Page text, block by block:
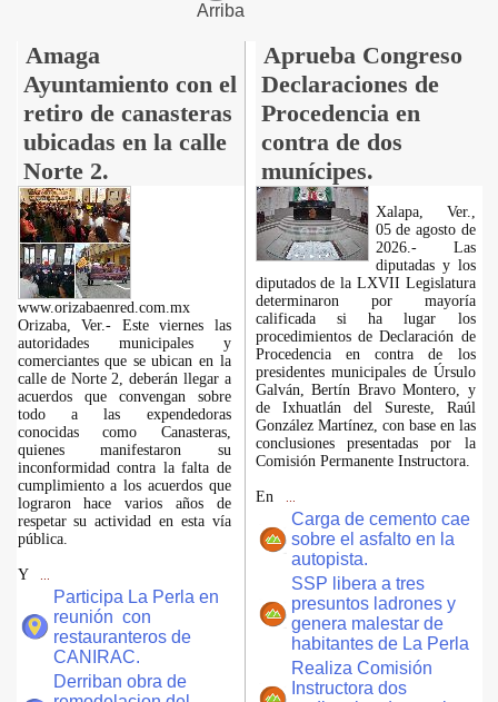
Arriba
Amaga
Ayuntamiento con el
retiro de canasteras
ubicadas en la calle
Norte 2.
Aprueba Congreso
Declaraciones de
Procedencia en
contra de dos
munícipes.
www.orizabaenred.com.mx
Orizaba, Ver.- Este viernes las
autoridades municipales y
comerciantes que se ubican en la
calle de Norte 2, deberán llegar a
acuerdos que convengan sobre
todo a las expendedoras
conocidas como Canasteras,
quienes manifestaron su
inconformidad contra la falta de
cumplimiento a los acuerdos que
lograron hace varios años de
respetar su actividad en esta vía
pública.
Y
Participa La Perla en
reunión con
restauranteros de
CANIRAC.
Derriban obra de
Xalapa, Ver.,
05 de agosto de
2026.- Las
diputadas y los
diputados de la LXVII Legislatura
determinaron por mayoría
calificada si ha lugar los
procedimientos de Declaración de
Procedencia en contra de los
presidentes municipales de Úrsulo
Galván, Bertín Bravo Montero, y
de Ixhuatlán del Sureste, Raúl
González Martínez, con base en las
conclusiones presentadas por la
Comisión Permanente Instructora.
En
Carga de cemento cae
sobre el asfalto en la
autopista.
SSP libera a tres
presuntos ladrones y
genera malestar de
habitantes de La Perla
Realiza Comisión
Instructora dos